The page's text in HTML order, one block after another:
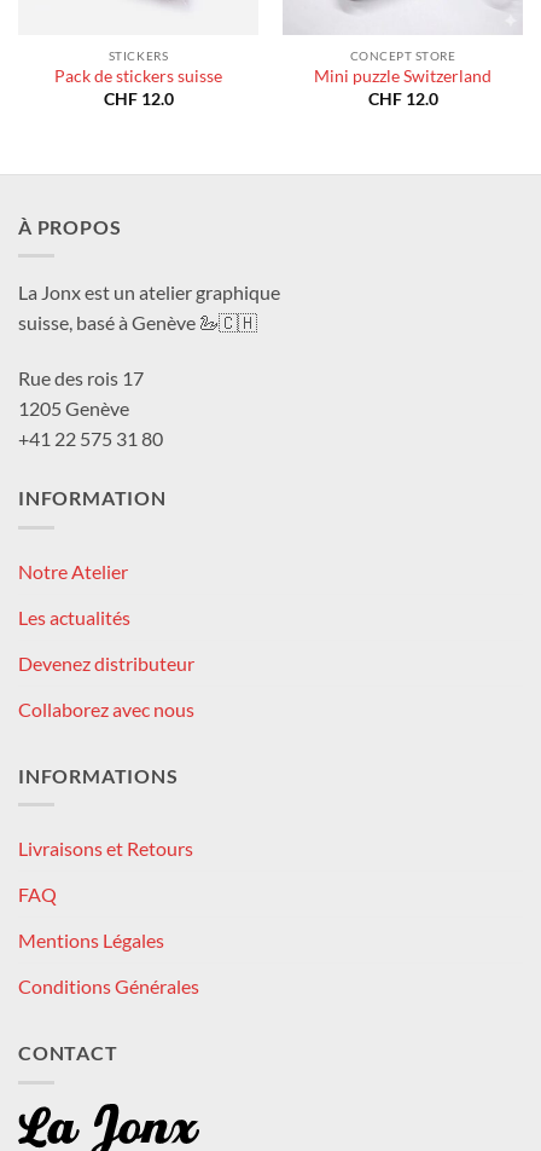
STICKERS
Pack de stickers suisse
CHF12.0
CONCEPT STORE
Mini puzzle Switzerland
CHF12.0
À PROPOS
La Jonx est un atelier graphique
suisse, basé à Genève 🦢🇨🇭
Rue des rois 17
1205 Genève
+41 22 575 31 80
INFORMATION
Notre Atelier
Les actualités
Devenez distributeur
Collaborez avec nous
INFORMATIONS
Livraisons et Retours
FAQ
Mentions Légales
Conditions Générales
CONTACT